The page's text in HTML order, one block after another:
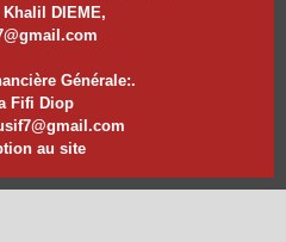
Khalil DIEME,
Générale:.
Fifi Diop
au site